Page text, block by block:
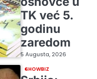
TK već 5.
godinu
zaredom
5 Augusta, 2026
SHOWBIZ